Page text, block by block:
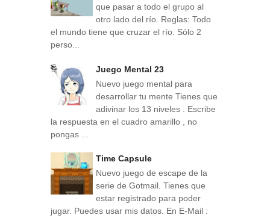
que pasar a todo el grupo al
otro lado del río. Reglas: Todo
el mundo tiene que cruzar el río. Sólo 2
perso...
Juego Mental 23
Nuevo juego mental para
desarrollar tu mente Tienes que
adivinar los 13 niveles . Escribe
la respuesta en el cuadro amarillo , no
pongas ...
Time Capsule
Nuevo juego de escape de la
serie de Gotmail. Tienes que
estar registrado para poder
jugar. Puedes usar mis datos. En E-Mail :